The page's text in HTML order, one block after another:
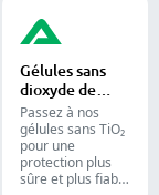
lignes de
conditionnement
pharmaceutiques,
nutraceutiques et
alimentaires.
Gélules sans
dioxyde de
titane
Passez à nos
gélules sans TiO₂
pour une
protection plus
sûre et plus fiable